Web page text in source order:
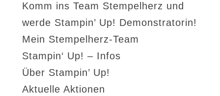
Komm ins Team Stempelherz und
werde Stampin’ Up! Demonstratorin!
Mein Stempelherz-Team
Stampin‘ Up! – Infos
Über Stampin’ Up!
Aktuelle Aktionen